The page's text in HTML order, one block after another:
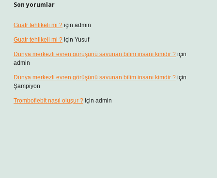
Son yorumlar
Guatr tehlikeli mi ? için admin
Guatr tehlikeli mi ? için Yusuf
Dünya merkezli evren görüşünü savunan bilim insanı kimdir ? için
admin
Dünya merkezli evren görüşünü savunan bilim insanı kimdir ? için
Şampiyon
Tromboflebit nasıl oluşur ? için admin